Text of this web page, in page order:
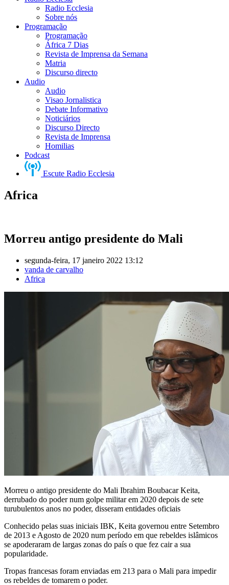
Radio Ecclesia
Sobre nós
Programação
Programação
África 7 Dias
Revista de Imprensa da Semana
Matria
Discurso directo
Audio
Audio
Visao Jornalistica
Debate Informativo
Noticiários
Discurso Directo
Revista de Imprensa
Homilias
Podcast
Escute Radio Ecclesia
Africa
Morreu antigo presidente do Mali
segunda-feira, 17 janeiro 2022 13:12
vanda de carvalho
Africa
Morreu o antigo presidente do Mali Ibrahim Boubacar Keita,
derrubado do poder num golpe militar em 2020 depois de sete
turubulentos anos no poder, disseram entidades oficiais
Conhecido pelas suas iniciais IBK, Keita governou entre Setembro
de 2013 e Agosto de 2020 num período em que rebeldes islâmicos
se apoderaram de largas zonas do país o que fez cair a sua
popularidade.
Tropas francesas foram enviadas em 213 para o Mali para impedir
os rebeldes de tomarem o poder.